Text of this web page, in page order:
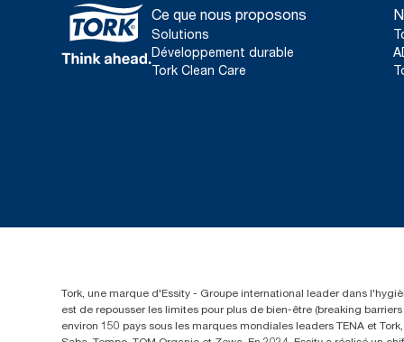
Ce que nous proposons
Solutions
Développement durable
Tork Clean Care
Tork, une marque d'Essity - Groupe international leader dans
est de repousser les limites pour plus de bien-être (breaking
environ 150 pays sous les marques mondiales leaders TENA et